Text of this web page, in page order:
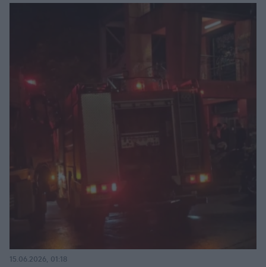
15.06.2026, 01:18